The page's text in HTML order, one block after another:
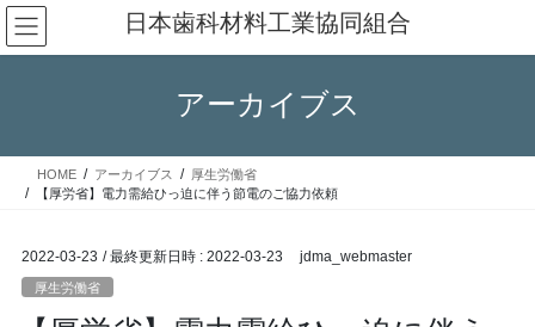
コ
ン
テ
ス
ナ
ビ
ゲ
ン
日本歯科材料工業協同組合
アーカイブス
HOME アーカイブス
厚生労働省
【厚労省】電力需給ひっ迫に伴う節電のご協力依頼
2022-03-23 / 最終更新日時 : 2022-03-23 jdma_webmaster
厚生労働省